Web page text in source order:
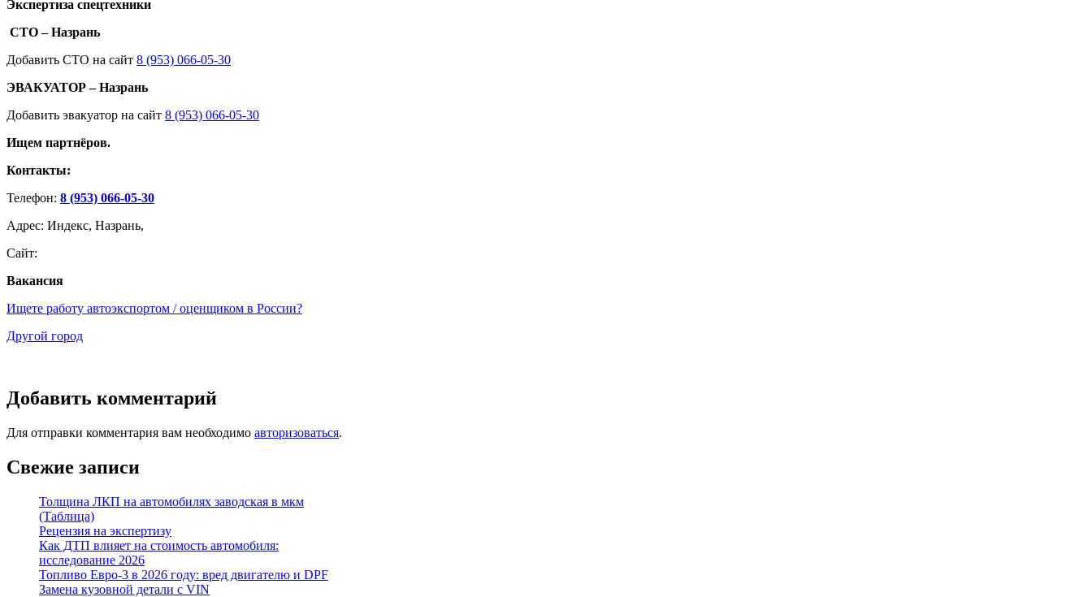
Экспертиза спецтехники
СТО – Назрань
Добавить СТО на сайт 8 (953) 066-05-30
ЭВАКУАТОР – Назрань
Добавить эвакуатор на сайт 8 (953) 066-05-30
Ищем партнёров.
Контакты:
Телефон: 8 (953) 066-05-30
Адрес: Индекс, Назрань,
Сайт:
Вакансия
Ищете работу автоэкспортом / оценщиком в России?
Другой город
Добавить комментарий
Для отправки комментария вам необходимо авторизоваться.
Свежие записи
Толщина ЛКП на автомобилях заводская в мкм
(Таблица)
Рецензия на экспертизу
Как ДТП влияет на стоимость автомобиля:
исследование 2026
Топливо Евро-3 в 2026 году: вред двигателю и DPF
Замена кузовной детали с VIN